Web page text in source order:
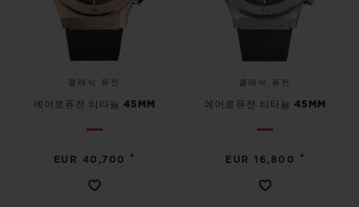
클래식 퓨전
에어로퓨전 티타늄 45MM
EUR 40,700 •
클래식 퓨전
에어로퓨전 티타늄 45MM
EUR 16,800 •